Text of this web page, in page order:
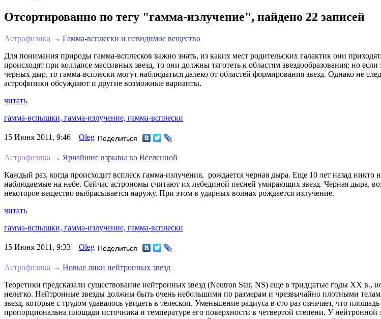
Отсортированно по тегу "гамма-излучение", найдено 22 записей
Астрофизика → Гамма-всплески и невидимое вещество
Для понимания природы гамма-всплесков важно знать, из каких мест родительских галактик они
происходят при коллапсе массивных звезд, то они должны тяготеть к областям звездообразования; но
черных дыр, то гамма-всплески могут наблюдаться далеко от областей формирования звезд. Однако не
астрофизики обсуждают и другие возможные варианты.
читать
гамма-вспышки, гамма-излучение, гамма-всплески
15 Июня 2011, 9:46 Oleg Поделиться
Астрофизика → Ярчайшие взрывы во Вселенной
Каждый раз, когда происходит всплеск гамма-излучения, рождается черная дыра. Еще 10 лет назад
наблюдаемые на небе. Сейчас астрономы считают их лебединой песней умирающих звезд. Черная дыра,
некоторое вещество выбрасывается наружу. При этом в ударных волнах рождается излучение.
читать
гамма-вспышки, гамма-излучение, гамма-всплески
15 Июня 2011, 9:33 Oleg Поделиться
Астрофизика → Новые лики нейтронных звезд
Теоретики предсказали существование нейтронных звезд (Neutron Star, NS) еще в тридцатые годы XX в.,
нелегко. Нейтронные звезды должны быть очень небольшими по размерам и чрезвычайно плотными
звезд, которые с трудом удавалось увидеть в телескоп. Уменьшение радиуса в сто раз означает, что
пропорциональна площади источника и температуре его поверхности в четвертой степени. У